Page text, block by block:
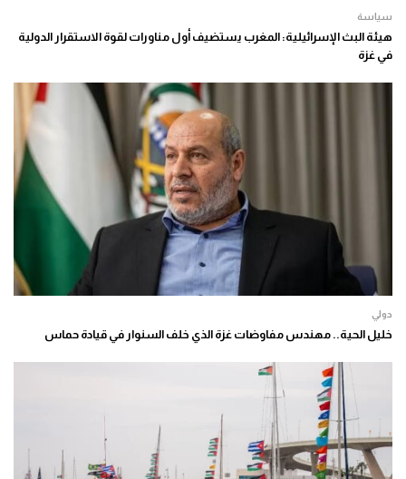
سياسة
هيئة البث الإسرائيلية: المغرب يستضيف أول مناورات لقوة الاستقرار الدولية
في غزة
دولي
خليل الحية.. مهندس مفاوضات غزة الذي خلف السنوار في قيادة حماس